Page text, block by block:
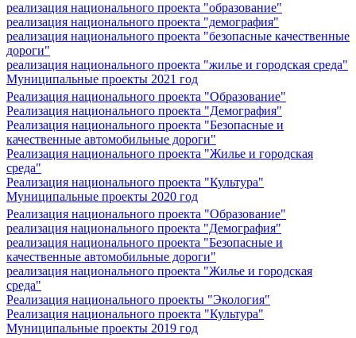
реализация национального проекта "образование"
реализация национального проекта "демография"
реализация национального проекта "безопасные качественные
дороги"
реализация национального проекта "жилье и городская среда"
Муниципальные проекты 2021 год
Реализация национального проекта "Образование"
Реализация национального проекта "Демография"
Реализация национального проекта "Безопасные и
качественные автомобильные дороги"
Реализация национального проекта "Жилье и городская
среда"
Реализация национального проекта "Культура"
Муниципальные проекты 2020 год
Реализация национального проекта "Образование"
реализация национального проекта "Демография"
реализация национального проекта "Безопасные и
качественные автомобильные дороги"
реализация национального проекта "Жилье и городская
среда"
Реализация национального проекты "Экология"
Реализация национального проекта "Культура"
Муниципальные проекты 2019 год